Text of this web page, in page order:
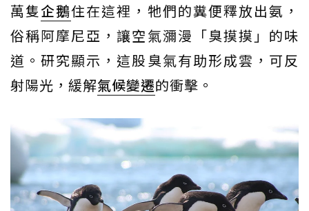
萬隻企鵝住在這裡，牠們的糞便釋放出氨，
俗稱阿摩尼亞，讓空氣瀰漫「臭摸摸」的味
道。研究顯示，這股臭氣有助形成雲，可反
射陽光，緩解氣候變遷的衝擊。